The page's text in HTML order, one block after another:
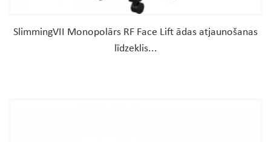
SlimmingVII Monopolārs RF Face Lift ādas atjaunošanas
līdzeklis...